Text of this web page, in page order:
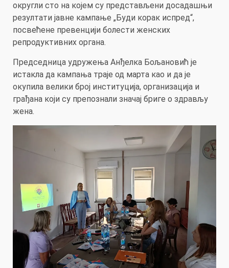
округли сто на којем су представљени досадашњи
резултати јавне кампање „Буди корак испред“,
посвећене превенцији болести женских
репродуктивних органа.
Председница удружења Анђелка Бољановић је
истакла да кампања траје од марта као и да је
окупила велики број институција, организација и
грађана који су препознали значај бриге о здрављу
жена.